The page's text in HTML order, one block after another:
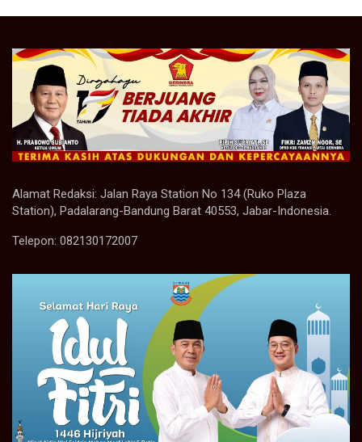
Alamat Redaksi: Jalan Raya Station No 134 (Ruko Plaza
Station), Padalarang-Bandung Barat 40553, Jabar-Indonesia.
Telepon: 082130172007